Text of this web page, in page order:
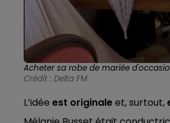
Acheter sa robe de mariée
Crédit : Delta FM
L’idée est originaleet, surtout,